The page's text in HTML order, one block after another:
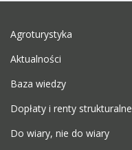
Agroturystyka
Aktualności
Baza wiedzy
Dopłaty i renty strukturalne
Do wiary, nie do wiary